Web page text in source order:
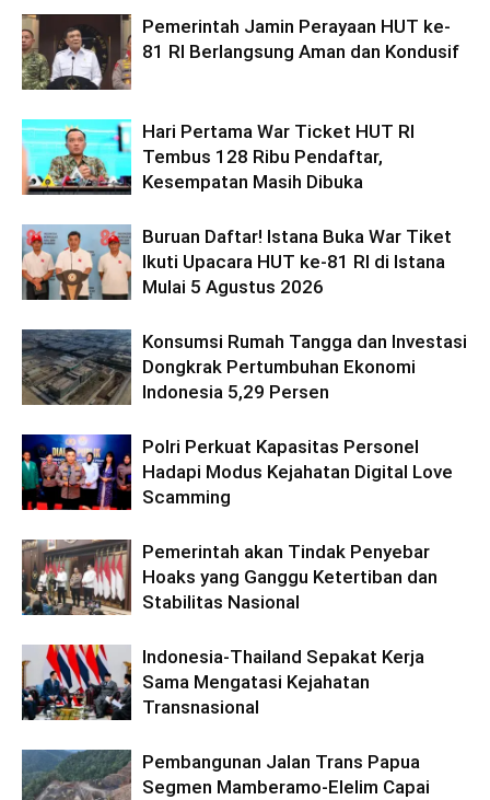
Pemerintah Jamin Perayaan HUT ke-
81 RI Berlangsung Aman dan Kondusif
Hari Pertama War Ticket HUT RI
Tembus 128 Ribu Pendaftar,
Kesempatan Masih Dibuka
Buruan Daftar! Istana Buka War Tiket
Ikuti Upacara HUT ke-81 RI di Istana
Mulai 5 Agustus 2026
Konsumsi Rumah Tangga dan Investasi
Dongkrak Pertumbuhan Ekonomi
Indonesia 5,29 Persen
Polri Perkuat Kapasitas Personel
Hadapi Modus Kejahatan Digital Love
Scamming
Pemerintah akan Tindak Penyebar
Hoaks yang Ganggu Ketertiban dan
Stabilitas Nasional
Indonesia-Thailand Sepakat Kerja
Sama Mengatasi Kejahatan
Transnasional
Pembangunan Jalan Trans Papua
Segmen Mamberamo-Elelim Capai